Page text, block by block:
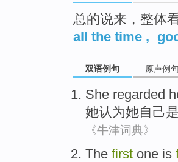
总的说来，整体
all the time ,
双语例句 原声例句
She regarded
她认为她自己是
《牛津词典》
The first one is